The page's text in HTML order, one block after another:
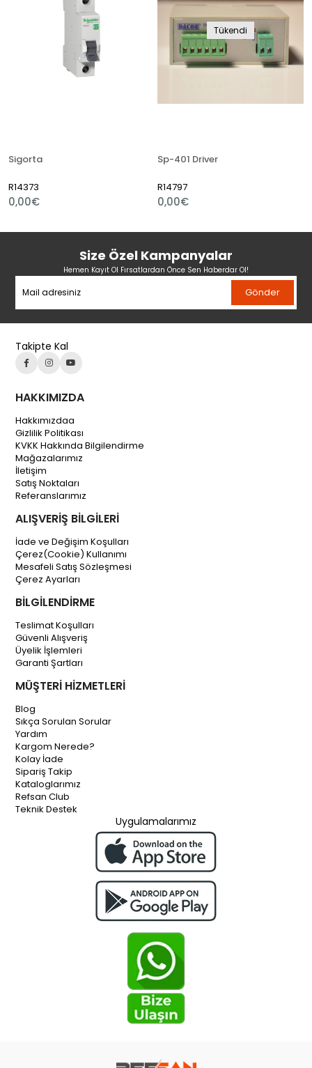
Sigorta
R14373
0,00€
Tükendi
Sp-401 Driver
R14797
0,00€
Size Özel Kampanyalar
Hemen Kayıt Ol Fırsatlardan Önce Sen Haberdar Ol!
Gönder
Takipte Kal
HAKKIMIZDA
Hakkımızdaa
Gizlilik Politikası
KVKK Hakkında Bilgilendirme
Mağazalarımız
İletişim
Satış Noktaları
Referanslarımız
ALIŞVERİŞ BİLGİLERİ
İade ve Değişim Koşulları
Çerez(Cookie) Kullanımı
Mesafeli Satış Sözleşmesi
Çerez Ayarları
BİLGİLENDİRME
Teslimat Koşulları
Güvenli Alışveriş
Üyelik İşlemleri
Garanti Şartları
MÜŞTERİ HİZMETLERİ
Blog
Sıkça Sorulan Sorular
Yardım
Kargom Nerede?
Kolay İade
Sipariş Takip
Kataloglarımız
Refsan Club
Teknik Destek
Uygulamalarımız